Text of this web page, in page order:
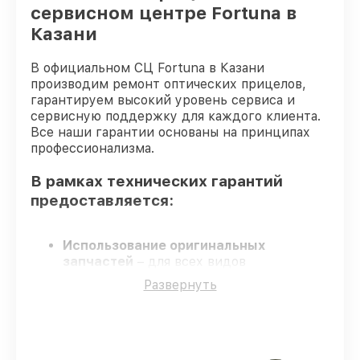
Прошивка (Обновление ПО) оптического
прицела Fortuna
от 450₽
сервисном центре Fortuna в
Казани
В официальном СЦ Fortuna в Казани
производим ремонт оптических прицелов,
гарантируем высокий уровень сервиса и
сервисную поддержку для каждого клиента.
Все наши гарантии основаны на принципах
профессионализма.
В рамках технических гарантий
предоставляется:
Использование оригинальных
запчастей – для всех видов
восстановления оптических прицелов
применяются только оригинальные
Развернуть